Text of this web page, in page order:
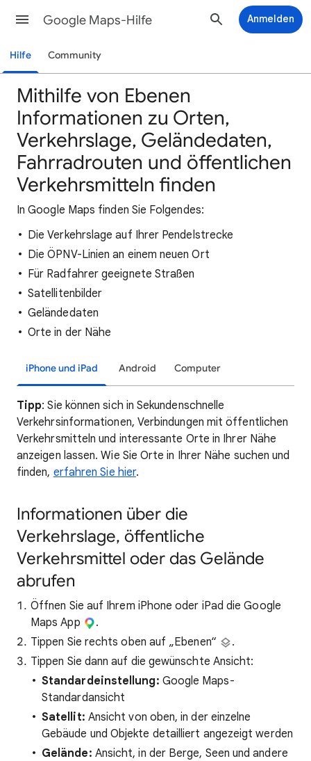
Google Maps-Hilfe Anmelden
Hilfe Community
Mithilfe von Ebenen
Informationen zu Orten,
Verkehrslage, Geländedaten,
Fahrradrouten und öffentlichen
Verkehrsmitteln finden
In Google Maps finden Sie Folgendes:
Die Verkehrslage auf Ihrer Pendelstrecke
Die ÖPNV-Linien an einem neuen Ort
Für Radfahrer geeignete Straßen
Satellitenbilder
Geländedaten
Orte in der Nähe
iPhone und iPad Android Computer
Tipp: Sie können sich in Sekundenschnelle
Verkehrsinformationen, Verbindungen mit öffentlichen
Verkehrsmitteln und interessante Orte in Ihrer Nähe
anzeigen lassen. Wie Sie Orte in Ihrer Nähe suchen und
finden, erfahren Sie hier.
Informationen über die
Verkehrslage, öffentliche
Verkehrsmittel oder das Gelände
abrufen
Öffnen Sie auf Ihrem iPhone oder iPad die Google
Maps App
.
Tippen Sie rechts oben auf „Ebenen“
.
Tippen Sie dann auf die gewünschte Ansicht:
Standardeinstellung: Google Maps-
Standardansicht
Satellit: Ansicht von oben, in der einzelne
Gebäude und Objekte detailliert angezeigt werden
Gelände: Ansicht, in der Berge, Seen und andere